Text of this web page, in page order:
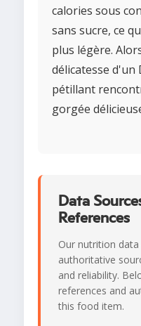
calories sous
sans sucre, ce
plus légère.
délicatesse
pétillant
gorgée
Data
References
Our nutrition
authoritative
and reliability.
references and
this food item.